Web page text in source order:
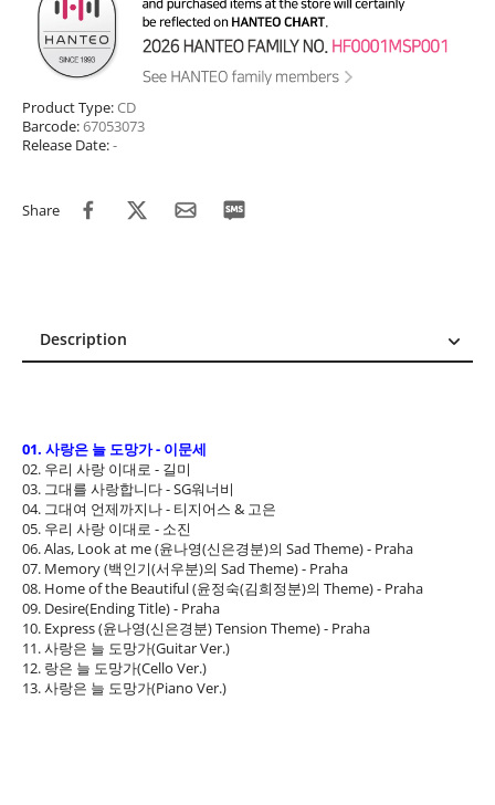
Product Type:CD
Barcode:67053073
Release Date:-
Share
Description
01. 사랑은 늘 도망가 - 이문세
02. 우리 사랑 이대로 - 길미
03. 그대를 사랑합니다 - SG워너비
04. 그대여 언제까지나 - 티지어스 & 고은
05. 우리 사랑 이대로 - 소진
06. Alas, Look at me (윤나영(신은경분)의 Sad Theme) - Praha
07. Memory (백인기(서우분)의 Sad Theme) - Praha
08. Home of the Beautiful (윤정숙(김희정분)의 Theme) - Praha
09. Desire(Ending Title) - Praha
10. Express (윤나영(신은경분) Tension Theme) - Praha
11. 사랑은 늘 도망가(Guitar Ver.)
12. 랑은 늘 도망가(Cello Ver.)
13. 사랑은 늘 도망가(Piano Ver.)